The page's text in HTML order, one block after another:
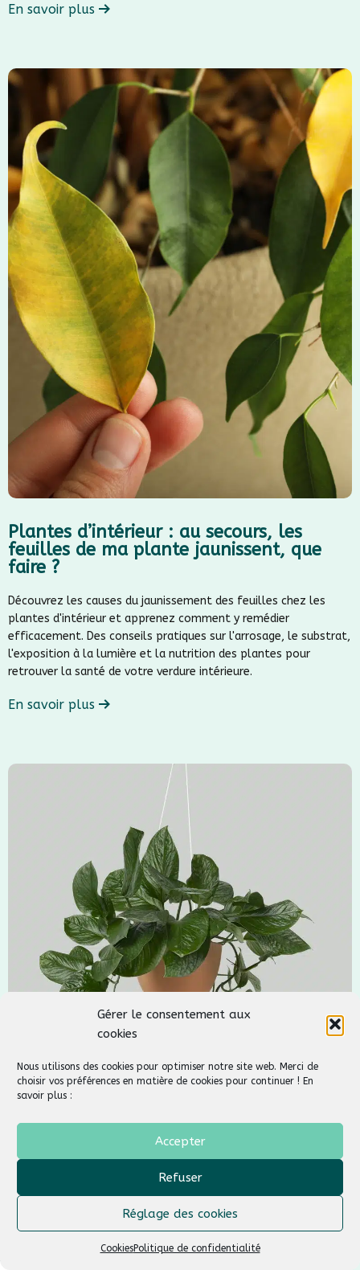
Gérer le consentement aux
cookies
Nous utilisons des cookies pour optimiser notre site web. Merci de
choisir vos préférences en matière de cookies pour continuer ! En
savoir plus :
Accepter
Refuser
Réglage des cookies
CookiesPolitique de confidentialité
En savoir plus
Plantes d’intérieur : au secours, les
feuilles de ma plante jaunissent, que
faire ?
Découvrez les causes du jaunissement des feuilles chez les
plantes d'intérieur et apprenez comment y remédier
efficacement. Des conseils pratiques sur l'arrosage, le substrat,
l'exposition à la lumière et la nutrition des plantes pour
retrouver la santé de votre verdure intérieure.
En savoir plus
7 plantes d’intérieur faciles à entretenir